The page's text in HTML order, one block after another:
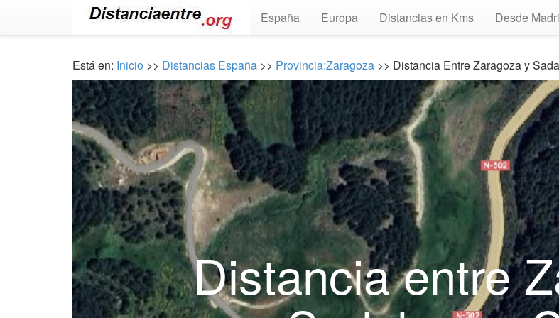
España Europa Distancias en Kms Desde
Está en: Inicio >> Distancias España >> Provincia:Zaragoza >> Distancia Entre Zaragoza y
Distancia entre